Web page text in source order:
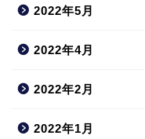
2022年5月
2022年4月
2022年2月
2022年1月